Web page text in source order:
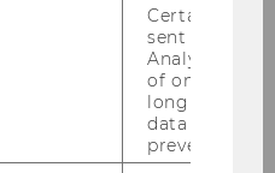
Law Technology
Certain data
sent to
Analytics a
of once per
long as it is
data
prevented.